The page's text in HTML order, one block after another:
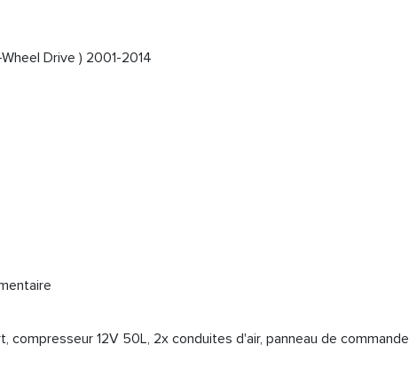
Drive ) 2001-2014
compresseur 12V 50L, 2x conduites d'air, panneau de commande